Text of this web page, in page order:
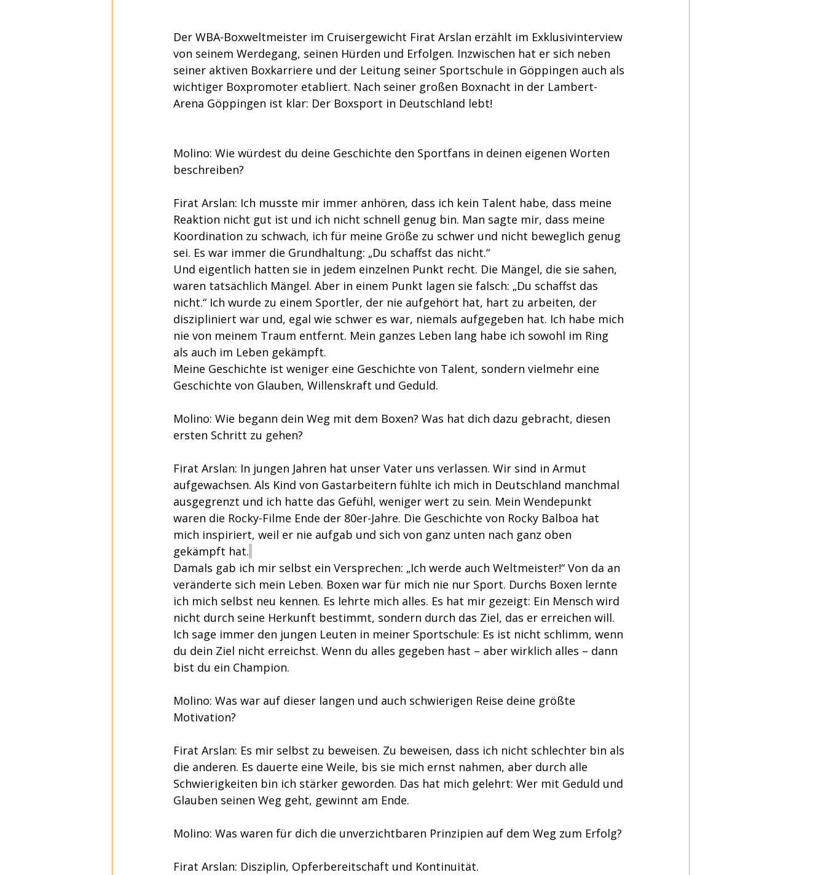
Der WBA-Boxweltmeister im Cruisergewicht Firat Arslan erzählt im Exklusivinterview
von seinem Werdegang, seinen Hürden und Erfolgen. Inzwischen hat er sich neben
seiner aktiven Boxkarriere und der Leitung seiner Sportschule in Göppingen auch als
wichtiger Boxpromoter etabliert. Nach seiner großen Boxnacht in der Lambert-
Arena Göppingen ist klar: Der Boxsport in Deutschland lebt!
Molino: Wie würdest du deine Geschichte den Sportfans in deinen eigenen Worten
beschreiben?
Firat Arslan: Ich musste mir immer anhören, dass ich kein Talent habe, dass meine
Reaktion nicht gut ist und ich nicht schnell genug bin. Man sagte mir, dass meine
Koordination zu schwach, ich für meine Größe zu schwer und nicht beweglich genug
sei. Es war immer die Grundhaltung: „Du schaffst das nicht.“
Und eigentlich hatten sie in jedem einzelnen Punkt recht. Die Mängel, die sie sahen,
waren tatsächlich Mängel. Aber in einem Punkt lagen sie falsch: „Du schaffst das
nicht.“ Ich wurde zu einem Sportler, der nie aufgehört hat, hart zu arbeiten, der
diszipliniert war und, egal wie schwer es war, niemals aufgegeben hat. Ich habe mich
nie von meinem Traum entfernt. Mein ganzes Leben lang habe ich sowohl im Ring
als auch im Leben gekämpft.
Meine Geschichte ist weniger eine Geschichte von Talent, sondern vielmehr eine
Geschichte von Glauben, Willenskraft und Geduld.
Molino: Wie begann dein Weg mit dem Boxen? Was hat dich dazu gebracht, diesen
ersten Schritt zu gehen?
Firat Arslan: In jungen Jahren hat unser Vater uns verlassen. Wir sind in Armut
aufgewachsen. Als Kind von Gastarbeitern fühlte ich mich in Deutschland manchmal
ausgegrenzt und ich hatte das Gefühl, weniger wert zu sein. Mein Wendepunkt
waren die Rocky-Filme Ende der 80er-Jahre. Die Geschichte von Rocky Balboa hat
mich inspiriert, weil er nie aufgab und sich von ganz unten nach ganz oben
gekämpft hat.
Damals gab ich mir selbst ein Versprechen: „Ich werde auch Weltmeister!“ Von da an
veränderte sich mein Leben. Boxen war für mich nie nur Sport. Durchs Boxen lernte
ich mich selbst neu kennen. Es lehrte mich alles. Es hat mir gezeigt: Ein Mensch wird
nicht durch seine Herkunft bestimmt, sondern durch das Ziel, das er erreichen will.
Ich sage immer den jungen Leuten in meiner Sportschule: Es ist nicht schlimm, wenn
du dein Ziel nicht erreichst. Wenn du alles gegeben hast – aber wirklich alles – dann
bist du ein Champion.
Molino: Was war auf dieser langen und auch schwierigen Reise deine größte
Motivation?
Firat Arslan: Es mir selbst zu beweisen. Zu beweisen, dass ich nicht schlechter bin als
die anderen. Es dauerte eine Weile, bis sie mich ernst nahmen, aber durch alle
Schwierigkeiten bin ich stärker geworden. Das hat mich gelehrt: Wer mit Geduld und
Glauben seinen Weg geht, gewinnt am Ende.
Molino: Was waren für dich die unverzichtbaren Prinzipien auf dem Weg zum Erfolg?
Firat Arslan: Disziplin, Opferbereitschaft und Kontinuität.